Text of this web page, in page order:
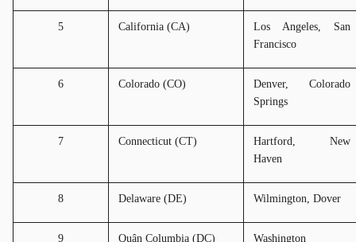
5 California (CA)
Los Angeles, San
Francisco
6 Colorado (CO)
Denver, Colorado
Springs
7 Connecticut (CT)
Hartford, New
Haven
8 Delaware (DE) Wilmington, Dover
9 Quận Columbia (DC) Washington